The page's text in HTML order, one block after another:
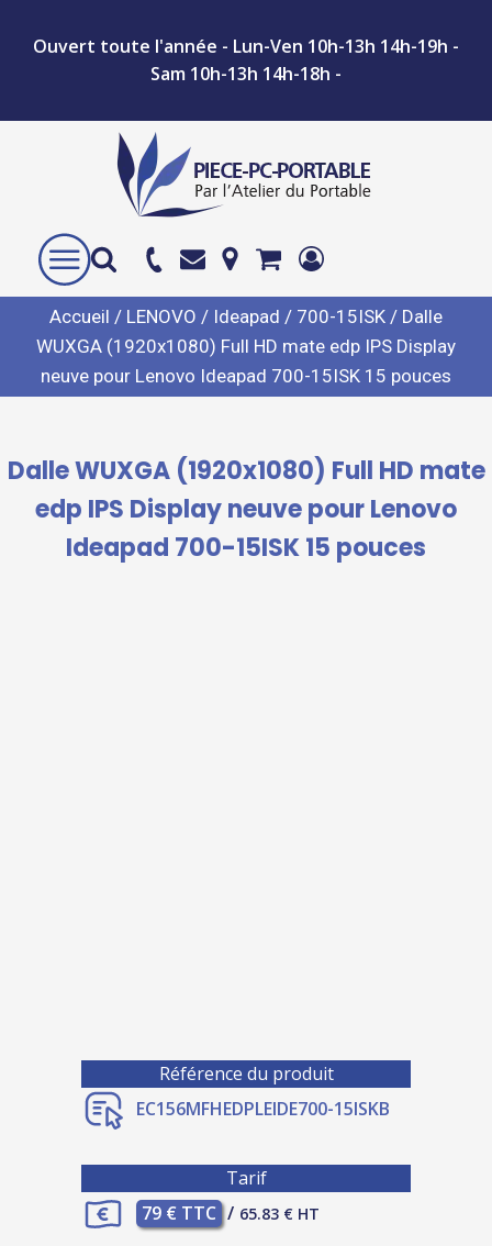
Ouvert toute l'année - Lun-Ven 10h-13h 14h-19h -
Sam 10h-13h 14h-18h -
Accueil / LENOVO / Ideapad / 700-15ISK / Dalle
WUXGA (1920x1080) Full HD mate edp IPS Display
neuve pour Lenovo Ideapad 700-15ISK 15 pouces
Dalle WUXGA (1920x1080) Full HD mate
edp IPS Display neuve pour Lenovo
Ideapad 700-15ISK 15 pouces
Référence du produit
EC156MFHEDPLEIDE700-15ISKB
Tarif
79 € TTC / 65.83 € HT